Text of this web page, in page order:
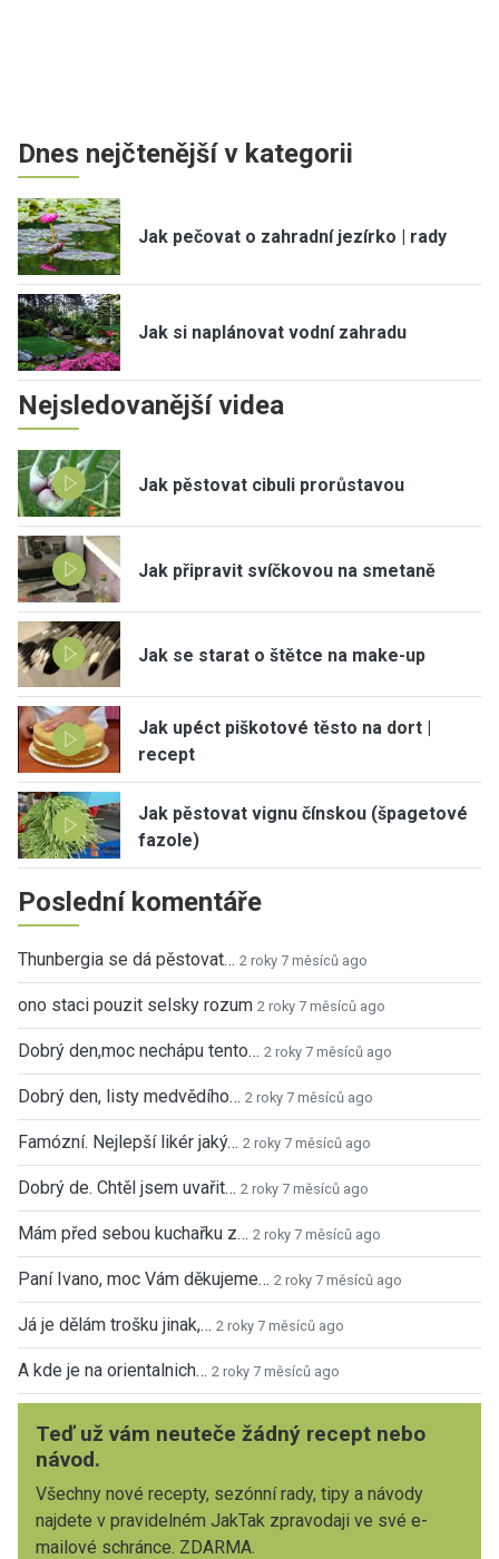
Dnes nejčtenější v kategorii
Jak pečovat o zahradní jezírko | rady
Jak si naplánovat vodní zahradu
Nejsledovanější videa
Jak pěstovat cibuli prorůstavou
Jak připravit svíčkovou na smetaně
Jak se starat o štětce na make-up
Jak upéct piškotové těsto na dort |
recept
Jak pěstovat vignu čínskou (špagetové
fazole)
Poslední komentáře
Thunbergia se dá pěstovat… 2 roky 7 měsíců ago
ono staci pouzit selsky rozum 2 roky 7 měsíců ago
Dobrý den,moc nechápu tento… 2 roky 7 měsíců ago
Dobrý den, listy medvědího… 2 roky 7 měsíců ago
Famózní. Nejlepší likér jaký… 2 roky 7 měsíců ago
Dobrý de. Chtěl jsem uvařit… 2 roky 7 měsíců ago
Mám před sebou kuchařku z… 2 roky 7 měsíců ago
Paní Ivano, moc Vám děkujeme… 2 roky 7 měsíců ago
Já je dělám trošku jinak,… 2 roky 7 měsíců ago
A kde je na orientalnich… 2 roky 7 měsíců ago
Teď už vám neuteče žádný recept nebo
návod.
Všechny nové recepty, sezónní rady, tipy a návody
najdete v pravidelném JakTak zpravodaji ve své e-
mailové schránce. ZDARMA.